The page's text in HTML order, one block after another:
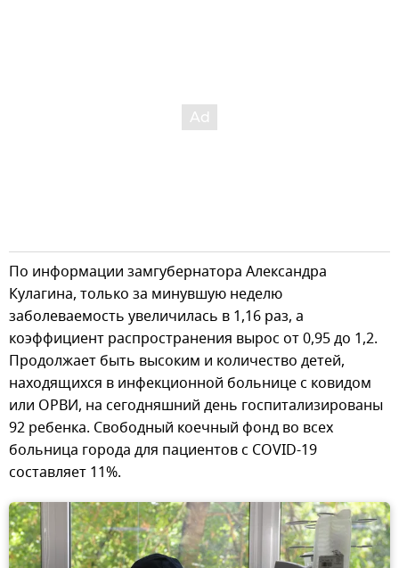
По информации замгубернатора Александра
Кулагина, только за минувшую неделю
заболеваемость увеличилась в 1,16 раз, а
коэффициент распространения вырос от 0,95 до 1,2.
Продолжает быть высоким и количество детей,
находящихся в инфекционной больнице с ковидом
или ОРВИ, на сегодняшний день госпитализированы
92 ребенка. Свободный коечный фонд во всех
больница города для пациентов с COVID-19
составляет 11%.